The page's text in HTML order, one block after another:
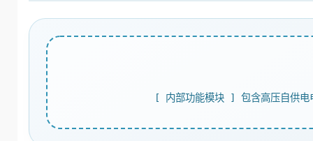
[ 内部功能模块 ] 包含高压自供电